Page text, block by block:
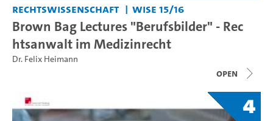
Rechtswissenschaft WiSe 15/16
Brown Bag Lectures "Berufsbilder" - Rec
htsanwalt im Medizinrecht
Dr. Felix Heimann
open
4